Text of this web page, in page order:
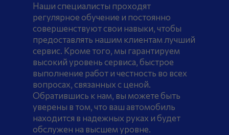
Наши специалисты проходят
регулярное обучение и постоянно
совершенствуют свои навыки, чтобы
предоставлять нашим клиентам лучший
сервис. Кроме того, мы гарантируем
высокий уровень сервиса, быстрое
выполнение работ и честность во всех
вопросах, связанных с ценой.
Обратившись к нам, вы можете быть
уверены в том, что ваш автомобиль
находится в надежных руках и будет
обслужен на высшем уровне.